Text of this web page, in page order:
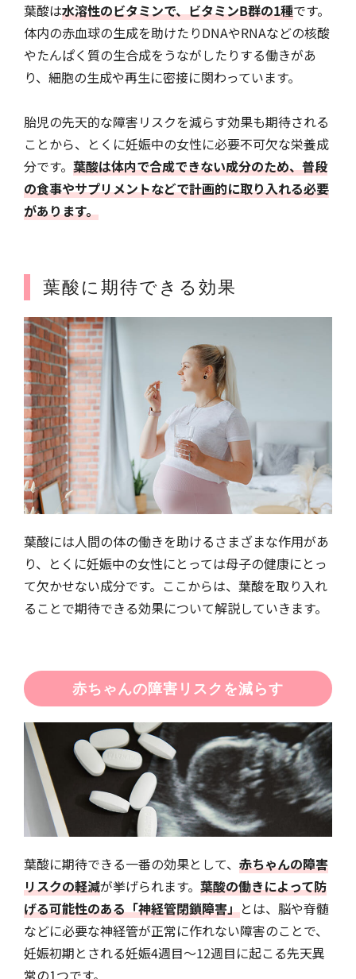
葉酸は水溶性のビタミンで、ビタミンB群の1種です。
体内の赤血球の生成を助けたりDNAやRNAなどの核酸
やたんぱく質の生合成をうながしたりする働きがあ
り、細胞の生成や再生に密接に関わっています。
胎児の先天的な障害リスクを減らす効果も期待される
ことから、とくに妊娠中の女性に必要不可欠な栄養成
分です。 葉酸は体内で合成できない成分のため、普段
の食事やサプリメントなどで計画的に取り入れる必要
があります。
葉酸に期待できる効果
葉酸には人間の体の働きを助けるさまざまな作用があ
り、とくに妊娠中の女性にとっては母子の健康にとっ
て欠かせない成分です。ここからは、葉酸を取り入れ
ることで期待できる効果について解説していきます。
赤ちゃんの障害リスクを減らす
葉酸に期待できる一番の効果として、 赤ちゃんの障害
リスクの軽減が挙げられます。 葉酸の働きによって防
げる可能性のある「神経管閉鎖障害」とは、脳や脊髄
などに必要な神経管が正常に作れない障害のことで、
妊娠初期とされる妊娠4週目〜12週目に起こる先天異